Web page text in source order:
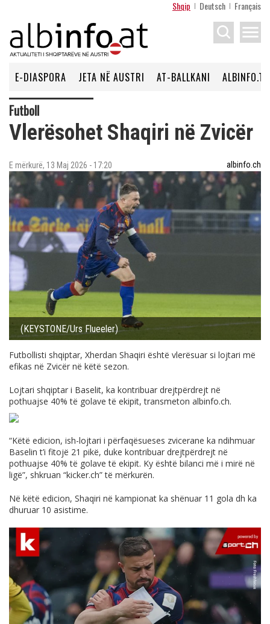
Shqip Deutsch Français
menu
E-DIASPORA JETA NË AUSTRI AT-BALLKANI ALBINFO.TV
Futboll
Vlerësohet Shaqiri në Zvicër
E mërkurë, 13 Maj 2026 - 17:20 albinfo.ch
(KEYSTONE/Urs Flueeler)
Futbollisti shqiptar, Xherdan Shaqiri është vlerësuar si lojtari më
efikas në Zvicër në këtë sezon.
Lojtari shqiptar i Baselit, ka kontribuar drejtpërdrejt në
pothuajse 40% të golave të ekipit, transmeton albinfo.ch.
“Këtë edicion, ish-lojtari i përfaqësueses zvicerane ka ndihmuar
Baselin t’i fitojë 21 pikë, duke kontribuar drejtpërdrejt në
pothuajse 40% të golave të ekipit. Ky është bilanci më i mirë në
ligë”, shkruan “kicker.ch” të mërkurën.
Në këtë edicion, Shaqiri në kampionat ka shënuar 11 gola dh ka
dhuruar 10 asistime.